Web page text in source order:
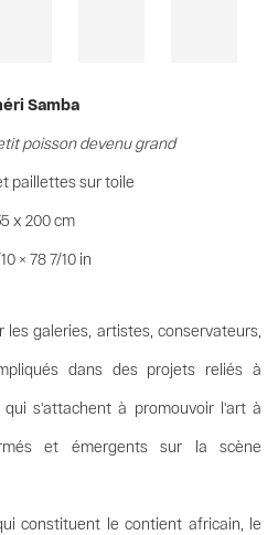
Samba
poisson devenu grand
paillettes sur toile
x 200 cm
× 78 7/10 in
galeries, artistes, conservateurs,
dans des projets reliés à
s'attachent à promouvoir l'art à
et émergents sur la scène
constituent le contient africain, le